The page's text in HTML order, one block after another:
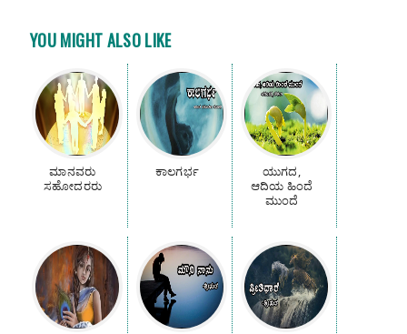
YOU MIGHT ALSO LIKE
ಮಾನವರು
ಸಹೋದರರು
ಕಾಲಗರ್ಭ
ಯುಗದ,
ಆದಿಯ ಹಿಂದೆ
ಮುಂದೆ